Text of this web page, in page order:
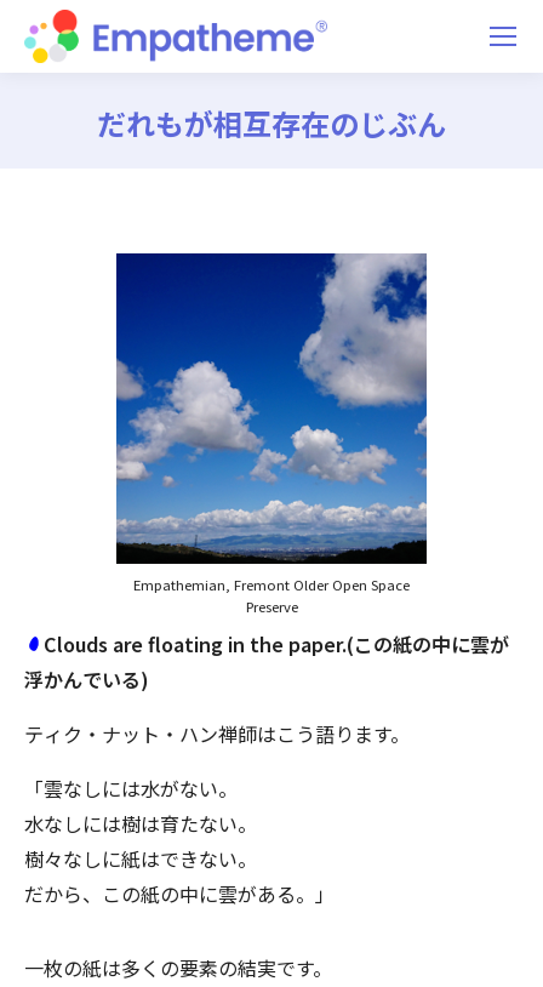
だれもが相互存在のじぶん
Empathemian, Fremont Older Open Space
Preserve
Clouds are floating in the paper.(この紙の中に雲が
浮かんでいる)
ティク・ナット・ハン禅師はこう語ります。
「雲なしには水がない。
水なしには樹は育たない。
樹々なしに紙はできない。
だから、この紙の中に雲がある。」
一枚の紙は多くの要素の結実です。